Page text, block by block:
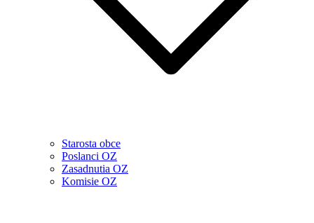
Starosta obce
Poslanci OZ
Zasadnutia OZ
Komisie OZ